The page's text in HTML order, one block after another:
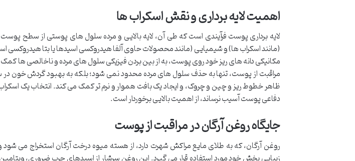
اهمیت لایه برداری و نقش اسکراب ها
لایه برداری پوست فرآیندی است که طی آن، لایه بالایی و مرده سلول های پوستی از سطح
(مانند اسکراب ها) و شیمیایی (مانند محصولات حاوی آلفا هیدروکسی اسیدها یا بتا هیدروکسی
مکانیکی دانه های ریز خود روی پوست، به از بین بردن فیزیکی سلول های مرده و ناخالصی ها
مراقبت از پوست، تنها به حذف سلول های مرده محدود نمی شود؛ بلکه به بهبود گردش خون
ظاهر خطوط ریز و چین و چروک، و ایجاد یک بافت هموار و نرم تر کمک می کند. انتخاب یک
دفاعی پوست آسیب نرساند، از اهمیت بالایی برخوردار است.
جایگاه روغن آرگان در مراقبت از پوست
روغن آرگان، که به طلای مایع مراکش شهرت دارد، از هسته میوه درخت آرگان استخراج می